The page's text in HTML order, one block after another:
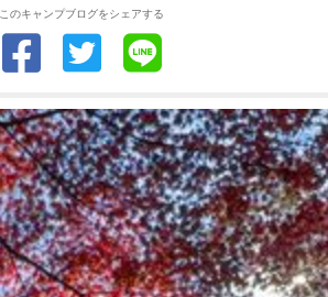
このキャンプブログをシェアする